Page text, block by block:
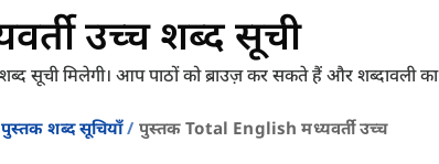
उच्च शब्द सूची
सूची मिलेगी। आप पाठों को ब्राउज़ कर सकते हैं और शब्दावली का
शब्द सूचियाँ पुस्तक Total English मध्यवर्ती उच्च